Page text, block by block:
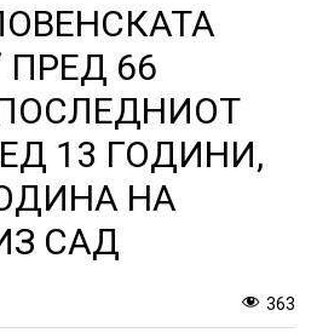
ПРЕД 66
13 ГОДИНИ,
НА
САД
363